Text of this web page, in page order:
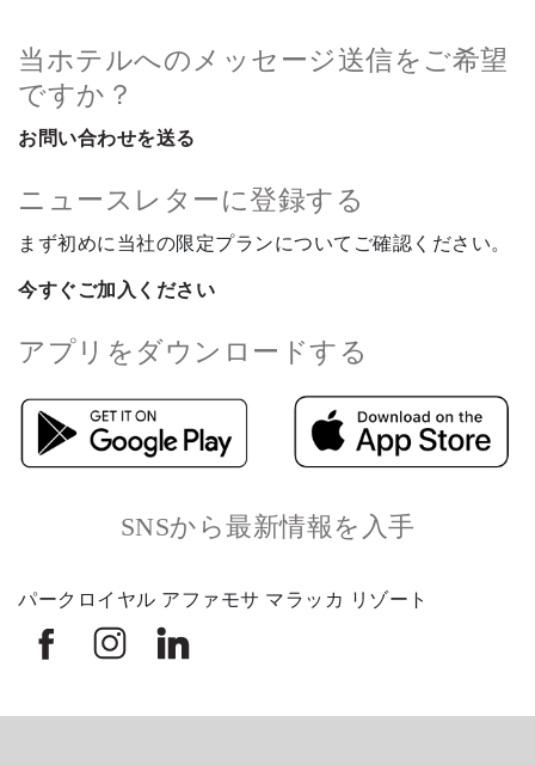
当ホテルへのメッセージ送信をご希望
ですか？
お問い合わせを送る
ニュースレターに登録する
まず初めに当社の限定プランについてご確認ください。
今すぐご加入ください
アプリをダウンロードする
SNSから最新情報を入手
パークロイヤル アファモサ マラッカ リゾート